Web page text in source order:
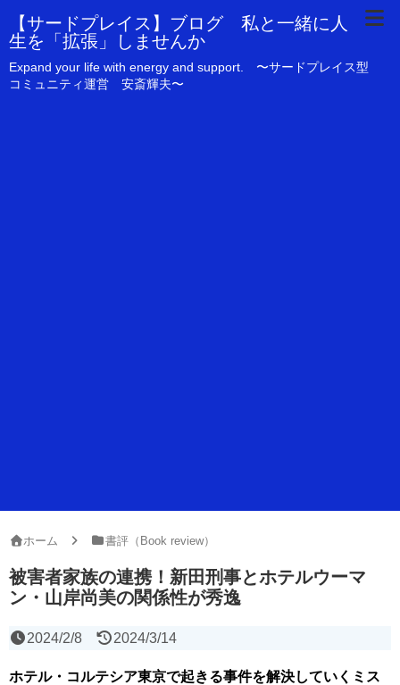
【サードプレイス】ブログ 私と一緒に人
生を「拡張」しませんか
Expand your life with energy and support. 〜サードプレイス型
コミュニティ運営 安斎輝夫〜
ホーム 書評（Book review）
被害者家族の連携！新田刑事とホテルウーマ
ン・山岸尚美の関係性が秀逸
2024/2/8 2024/3/14
ホテル・コルテシア東京で起きる事件を解決していくミス